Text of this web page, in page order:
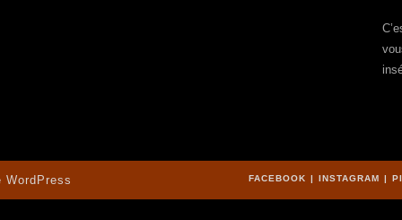
FACEBOOK INSTAGRAM
WordPress